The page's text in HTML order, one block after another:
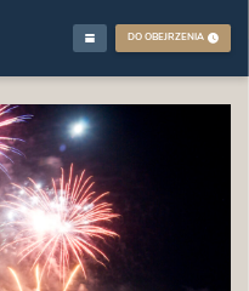
DO OBEJRZENIA